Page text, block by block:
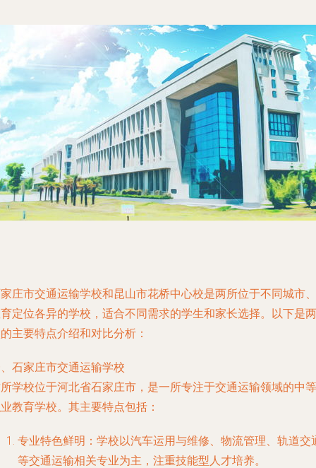
庄市交通运输学校和昆山市花桥中心校是两所位于不同城市、
定位各异的学校，适合不同需求的学生和家长选择。以下是两
主要特点介绍和对比分析：
石家庄市交通运输学校
学校位于河北省石家庄市，是一所专注于交通运输领域的中等
教育学校。其主要特点包括：
专业特色鲜明：学校以汽车运用与维修、物流管理、轨道交
等交通运输相关专业为主，注重技能型人才培养。